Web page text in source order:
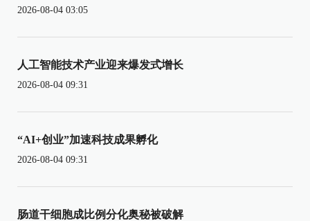
2026-08-04 03:05
人工智能技术产业迎来爆发式增长
2026-08-04 09:31
“AI+创业”加速科技成果孵化
2026-08-04 09:31
肠道干细胞成比例分化奥秘被破解